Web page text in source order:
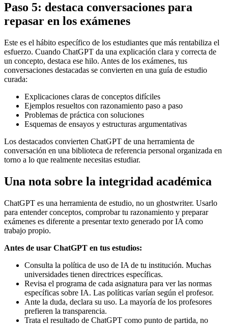
Paso 5: destaca conversaciones para
repasar en los exámenes
Este es el hábito específico de los estudiantes que más rentabiliza el
esfuerzo. Cuando ChatGPT da una explicación clara y correcta de
un concepto, destaca ese hilo. Antes de los exámenes, tus
conversaciones destacadas se convierten en una guía de estudio
curada:
Explicaciones claras de conceptos difíciles
Ejemplos resueltos con razonamiento paso a paso
Problemas de práctica con soluciones
Esquemas de ensayos y estructuras argumentativas
Los destacados convierten ChatGPT de una herramienta de
conversación en una biblioteca de referencia personal organizada en
torno a lo que realmente necesitas estudiar.
Una nota sobre la integridad académica
ChatGPT es una herramienta de estudio, no un ghostwriter. Usarlo
para entender conceptos, comprobar tu razonamiento y preparar
exámenes es diferente a presentar texto generado por IA como
trabajo propio.
Antes de usar ChatGPT en tus estudios:
Consulta la política de uso de IA de tu institución. Muchas
universidades tienen directrices específicas.
Revisa el programa de cada asignatura para ver las normas
específicas sobre IA. Las políticas varían según el profesor.
Ante la duda, declara su uso. La mayoría de los profesores
prefieren la transparencia.
Trata el resultado de ChatGPT como punto de partida, no